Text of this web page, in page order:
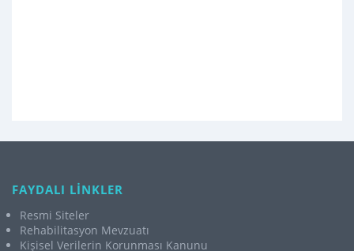
FAYDALI LİNKLER
Resmi Siteler
Rehabilitasyon Mevzuatı
Kişisel Verilerin Korunması Kanunu